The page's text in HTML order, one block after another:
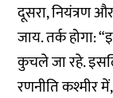
दूसरा, नियंत्रण
जाय. तर्क होगा:
कुचले जा रहे.
रणनीति कश्मीर